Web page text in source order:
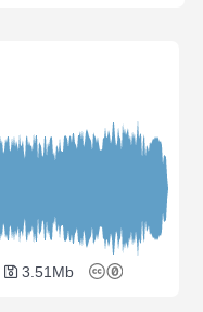
3.51Mb